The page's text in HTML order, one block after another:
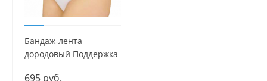
Бандаж-лента
дородовый Поддержка
695 руб.